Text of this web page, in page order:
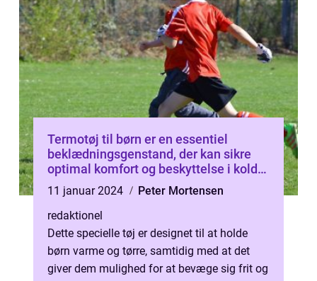
Termotøj til børn er en essentiel
beklædningsgenstand, der kan sikre
optimal komfort og beskyttelse i koldt
vejr
11 januar 2024
Peter Mortensen
redaktionel
Dette specielle tøj er designet til at holde
børn varme og tørre, samtidig med at det
giver dem mulighed for at bevæge sig frit og